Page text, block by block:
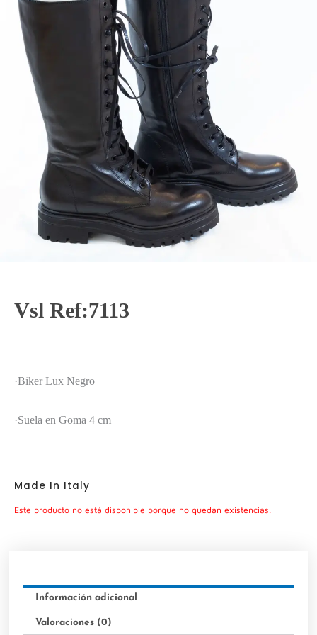
Vsl Ref:7113
·Biker Lux Negro
·Suela en Goma 4 cm
Made In Italy
Este producto no está disponible porque no quedan existencias.
Información adicional
Valoraciones (0)